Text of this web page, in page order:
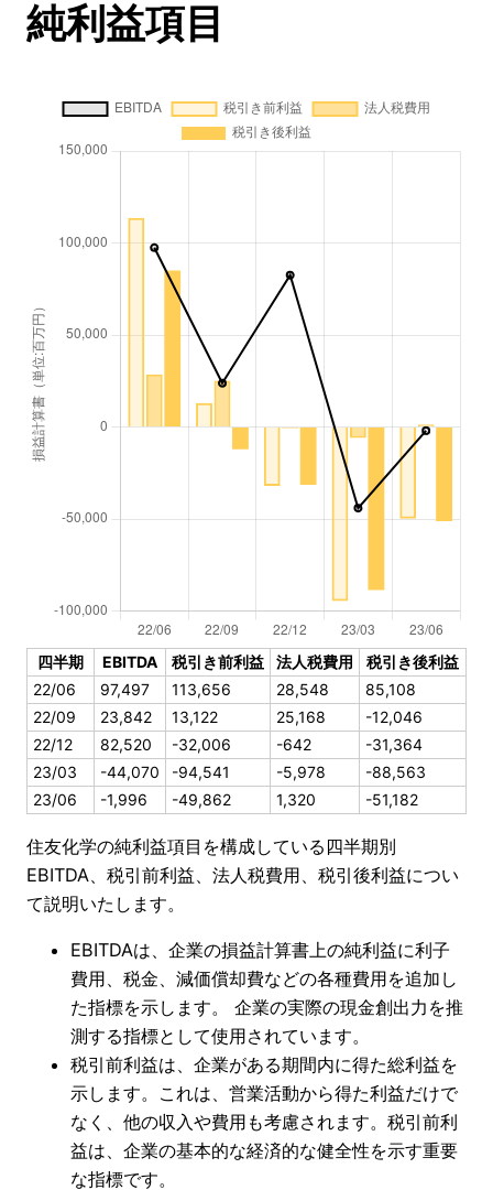
純利益項目
四半期 EBITDA 税引き前利益 法人税費用
税引き後利益
22/06
97,497 113,656 28,548
85,108
22/09
23,842 13,122 25,168
-12,046
22/12
82,520 -32,006 -642
-31,364
23/03
-44,070 -94,541 -5,978
-88,563
23/06
-1,996 -49,862 1,320 -51,182
住友化学の純利益項目を構成している四半期別
EBITDA、税引前利益、法人税費用、税引後利益につい
て説明いたします。
EBITDAは、企業の損益計算書上の純利益に利子
費用、税金、減価償却費などの各種費用を追加し
た指標を示します。 企業の実際の現金創出力を推
測する指標として使用されています。
税引前利益は、企業がある期間内に得た総利益を
示します。これは、営業活動から得た利益だけで
なく、他の収入や費用も考慮されます。税引前利
益は、企業の基本的な経済的な健全性を示す重要
な指標です。